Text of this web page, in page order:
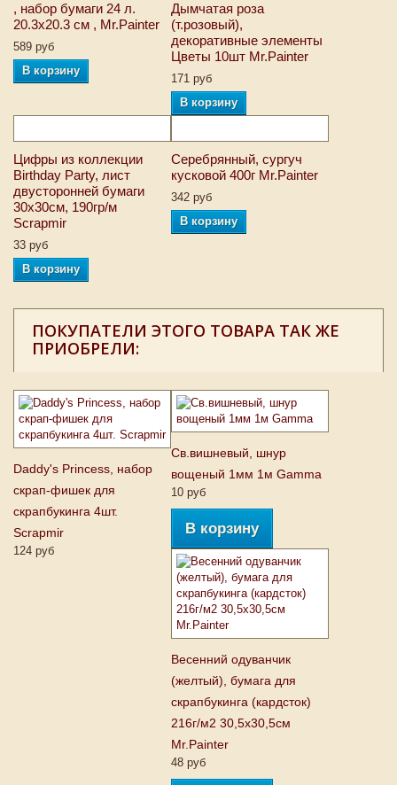
, набор бумаги 24 л.
20.3x20.3 см , Mr.Painter
589 руб
В корзину
Дымчатая роза
(т.розовый),
декоративные элементы
Цветы 10шт Mr.Painter
171 руб
В корзину
Цифры из коллекции
Birthday Party, лист
двусторонней бумаги
30х30см, 190гр/м
Scrapmir
33 руб
В корзину
Серебрянный, сургуч
кусковой 400г Mr.Painter
342 руб
В корзину
ПОКУПАТЕЛИ ЭТОГО ТОВАРА ТАК ЖЕ
ПРИОБРЕЛИ:
Daddy's Princess, набор
скрап-фишек для
скрапбукинга 4шт.
Scrapmir
124 руб
Св.вишневый, шнур
вощеный 1мм 1м Gamma
10 руб
В корзину
Весенний одуванчик
(желтый), бумага для
скрапбукинга (кардсток)
216г/м2 30,5x30,5см
Mr.Painter
48 руб